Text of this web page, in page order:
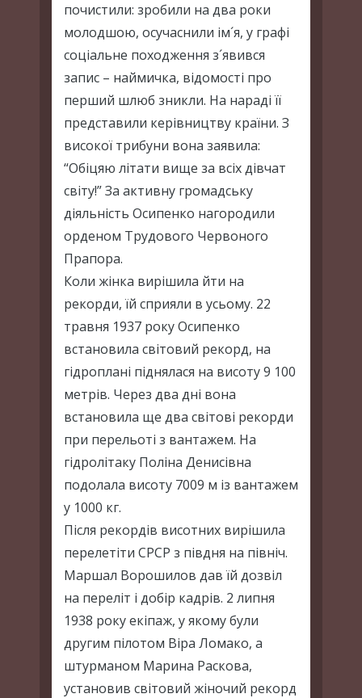
почистили: зробили на два роки
молодшою, осучаснили ім´я, у графі
соціальне походження з´явився
запис – наймичка, відомості про
перший шлюб зникли. На нараді її
представили керівництву країни. З
високої трибуни вона заявила:
“Обіцяю літати вище за всіх дівчат
світу!” За активну громадську
діяльність Осипенко нагородили
орденом Трудового Червоного
Прапора.
Коли жінка вирішила йти на
рекорди, їй сприяли в усьому. 22
травня 1937 року Осипенко
встановила світовий рекорд, на
гідроплані піднялася на висоту 9 100
метрів. Через два дні вона
встановила ще два світові рекорди
при перельоті з вантажем. На
гідролітаку Поліна Денисівна
подолала висоту 7009 м із вантажем
у 1000 кг.
Після рекордів висотних вирішила
перелетіти СРСР з півдня на північ.
Маршал Ворошилов дав їй дозвіл
на переліт і добір кадрів. 2 липня
1938 року екіпаж, у якому були
другим пілотом Віра Ломако, а
штурманом Марина Раскова,
установив світовий жіночий рекорд